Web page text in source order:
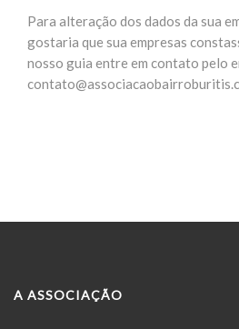
Para alteração dos dados da sua
gostaria que sua empresas
nosso guia entre em contato pelo
A ASSOCIAÇÃO